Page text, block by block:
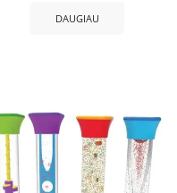
DAUGIAU